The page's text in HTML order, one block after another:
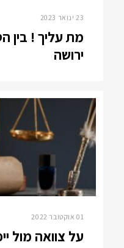
23 ינואר 2023
מת עליך ! בין
ירושה
01 אוקטובר 2022
על צוואה מול